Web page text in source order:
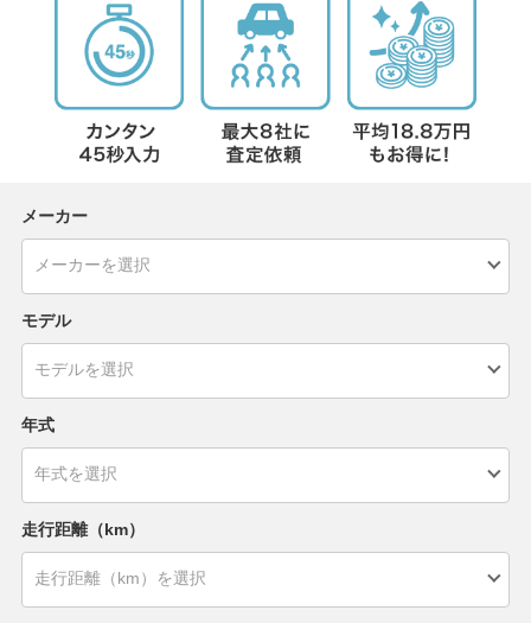
メーカー
モデル
年式
走行距離（km）